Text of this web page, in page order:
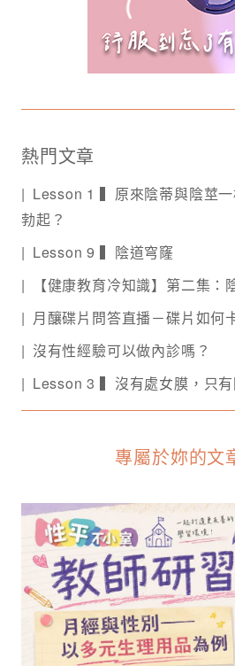
熱門文章
Lesson 1 ▍原來陰蒂與陰莖
勃起？
Lesson 9 ▍陰道穹窿
【健康教育冷知識】第二集：
月釀碟片問答直播－碟片如何
沒有性經驗可以做內診嗎？
Lesson 3 ▍沒有處女膜，只
專屬於妳的文